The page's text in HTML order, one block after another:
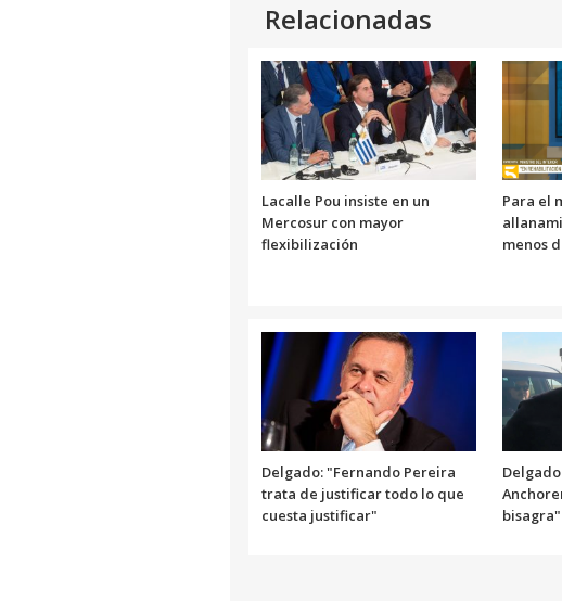
Relacionadas
Lacalle Pou insiste en un
Mercosur con mayor
flexibilización
Para el
menos
Delgado: "Fernando Pereira
trata de justificar todo lo que
cuesta justificar"